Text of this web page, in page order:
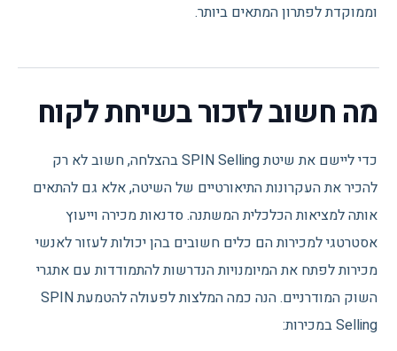
וממוקדת לפתרון המתאים ביותר.
מה חשוב לזכור בשיחת לקוח
כדי ליישם את שיטת SPIN Selling בהצלחה, חשוב לא רק
להכיר את העקרונות התיאורטיים של השיטה, אלא גם להתאים
אותה למציאות הכלכלית המשתנה. סדנאות מכירה וייעוץ
אסטרטגי למכירות הם כלים חשובים בהן יכולות לעזור לאנשי
מכירות לפתח את המיומנויות הנדרשות להתמודדות עם אתגרי
השוק המודרניים. הנה כמה המלצות לפעולה להטמעת SPIN
Selling במכירות: